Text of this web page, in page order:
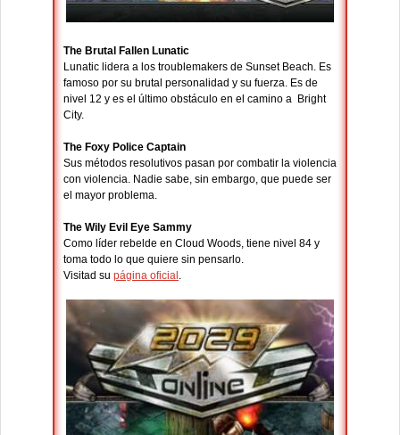
The Brutal Fallen Lunatic
Lunatic lidera a los troublemakers de Sunset Beach. Es
famoso por su brutal personalidad y su fuerza. Es de
nivel 12 y es el último obstáculo en el camino a Bright
City.
The Foxy Police Captain
Sus métodos resolutivos pasan por combatir la violencia
con violencia. Nadie sabe, sin embargo, que puede ser
el mayor problema.
The Wily Evil Eye Sammy
Como líder rebelde en Cloud Woods, tiene nivel 84 y
toma todo lo que quiere sin pensarlo.
Visitad su página oficial .